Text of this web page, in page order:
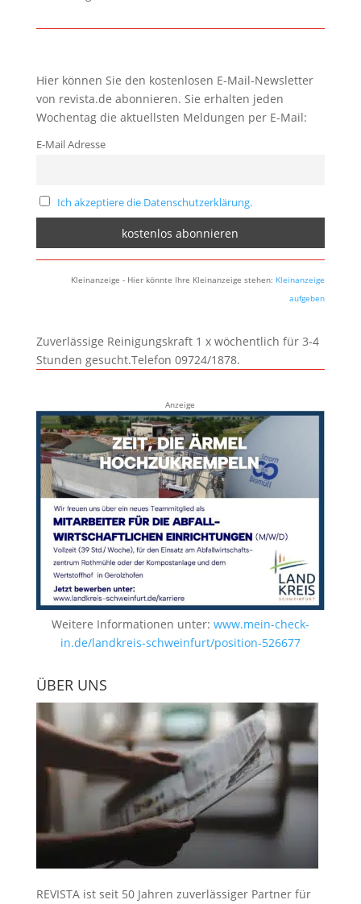
Hier können Sie den kostenlosen E-Mail-Newsletter
von revista.de abonnieren. Sie erhalten jeden
Wochentag die aktuellsten Meldungen per E-Mail:
E-Mail Adresse
Ich akzeptiere die Datenschutzerklärung.
Kleinanzeige - Hier könnte Ihre Kleinanzeige stehen: Kleinanzeige
aufgeben
Zuverlässige Reinigungskraft 1 x wöchentlich für 3-4
Stunden gesucht.Telefon 09724/1878.
Anzeige
Weitere Informationen unter: www.mein-check-
in.de/landkreis-schweinfurt/position-526677
ÜBER UNS
REVISTA ist seit 50 Jahren zuverlässiger Partner für